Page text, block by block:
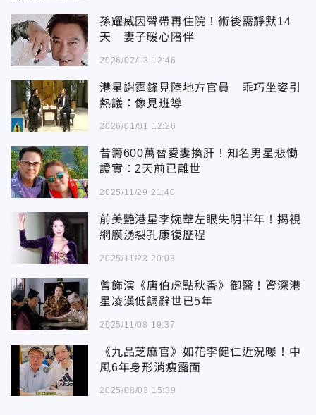
孫耀威因聲帶再住院！術後需靜默14
天 妻子暖心陪伴
2026/02/13 12:46
港星謝霆鋒見陸地方官員 乖巧坐姿引
熱議：像見班導
2026/01/01 12:26
昔籌600萬替愛妻換肝！知名男星悲慟
證實：2天前已離世
2025/11/29 21:40
前美艷港星李婉華左眼失明半年！揭視
網膜湧裂孔康復歷程
2025/11/23 20:03
曾飾演《唐伯虎點秋香》御醫！資深港
星凌漢低調辭世已5年
2025/11/08 19:37
《九品芝麻官》如花李健仁近況曝！中
風6年身形消瘦露面
2025/08/03 15:39